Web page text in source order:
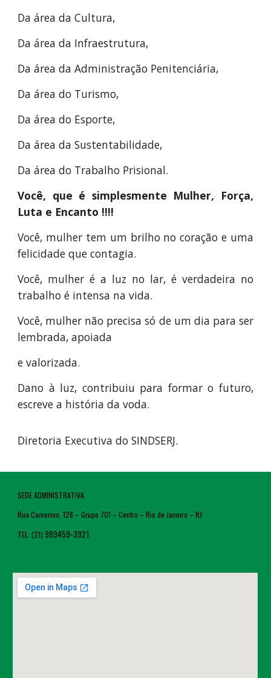
Da área da Cultura,
Da área da Infraestrutura,
Da área da Administração Penitenciária,
Da área do Turismo,
Da área do Esporte,
Da área da Sustentabilidade,
Da área do Trabalho Prisional.
Você, que é simplesmente Mulher, Força,
Luta e Encanto !!!!
Você, mulher tem um brilho no coração e uma
felicidade que contagia.
Você, mulher é a luz no lar, é verdadeira no
trabalho é intensa na vida.
Você, mulher não precisa só de um dia para ser
lembrada, apoiada
e valorizada.
Dano à luz, contribuiu para formar o futuro,
escreve a história da voda.
Diretoria Executiva do SINDSERJ.
SEDE ADMINISTRATIVA
Rua Camerino, 128 – Grupo 701 – Centro – Rio de Janeiro – RJ
TEL: (21) 989459-3921